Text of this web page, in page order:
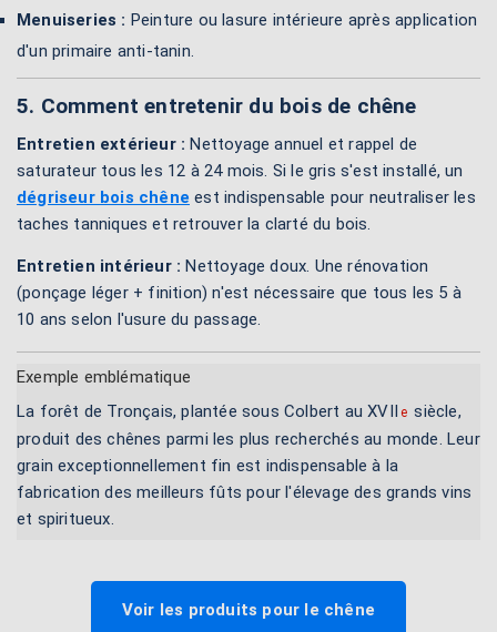
Menuiseries : Peinture ou lasure intérieure après application
d'un primaire anti-tanin.
5. Comment entretenir du bois de chêne
Entretien extérieur : Nettoyage annuel et rappel de
saturateur tous les 12 à 24 mois. Si le gris s'est installé, un
dégriseur bois chêne est indispensable pour neutraliser les
taches tanniques et retrouver la clarté du bois.
Entretien intérieur : Nettoyage doux. Une rénovation
(ponçage léger + finition) n'est nécessaire que tous les 5 à
10 ans selon l'usure du passage.
Exemple emblématique
La forêt de Tronçais, plantée sous Colbert au XVII e siècle,
produit des chênes parmi les plus recherchés au monde. Leur
grain exceptionnellement fin est indispensable à la
fabrication des meilleurs fûts pour l'élevage des grands vins
et spiritueux.
Voir les produits pour le chêne